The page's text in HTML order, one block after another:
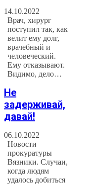
14.10.2022
Врач, хирург
поступил так, как
велит ему долг,
врачебный и
человеческий.
Ему отказывают.
Видимо, дело…
Не
задерживай,
давай!
06.10.2022
Новости
прокуратуры
Вязники. Случаи,
когда людям
удалось добиться